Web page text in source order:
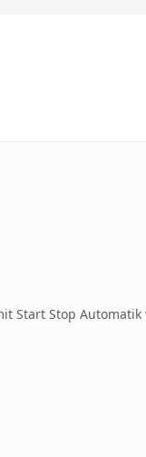
Start Stop Automatik